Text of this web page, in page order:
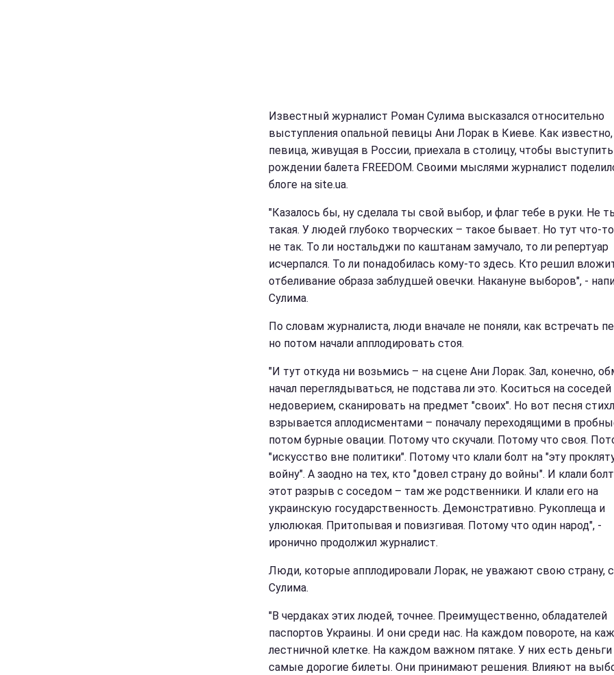
Известный журналист Роман Сулима высказался относительно
выступления опальной певицы Ани Лорак в Киеве. Как известно,
певица, живущая в России, приехала в столицу, чтобы
рождении балета FREEDOM. Своими мыслями журналист
блоге на site.ua.
"Казалось бы, ну сделала ты свой выбор, и флаг тебе в руки. Не
такая. У людей глубоко творческих – такое бывает. Но тут что-
не так. То ли ностальджи по каштанам замучало, то ли репертуар
исчерпался. То ли понадобилась кому-то здесь. Кто решил
отбеливание образа заблудшей овечки. Накануне выборов", -
Сулима.
По словам журналиста, люди вначале не поняли, как встречать
но потом начали апплодировать стоя.
"И тут откуда ни возьмись – на сцене Ани Лорак. Зал, конечно,
начал переглядываться, не подстава ли это. Коситься на соседей
недоверием, сканировать на предмет "своих". Но вот песня
взрывается аплодисментами – поначалу переходящими в
потом бурные овации. Потому что скучали. Потому что своя.
"искусство вне политики". Потому что клали болт на "эту
войну". А заодно на тех, кто "довел страну до войны". И клали
этот разрыв с соседом – там же родственники. И клали его на
украинскую государственность. Демонстративно. Рукоплеща и
улюлюкая. Притопывая и повизгивая. Потому что один народ", -
иронично продолжил журналист.
Люди, которые апплодировали Лорак, не уважают свою страну,
Сулима.
"В чердаках этих людей, точнее. Преимущественно, обладателей
паспортов Украины. И они среди нас. На каждом повороте, на
лестничной клетке. На каждом важном пятаке. У них есть деньги
самые дорогие билеты. Они принимают решения. Влияют на